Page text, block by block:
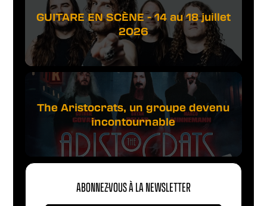
GUITARE EN SCÈNE - 14 au 18 juillet
2026
The Aristocrats, un groupe devenu
incontournable
ABONNEZ-VOUS À LA NEWSLETTER